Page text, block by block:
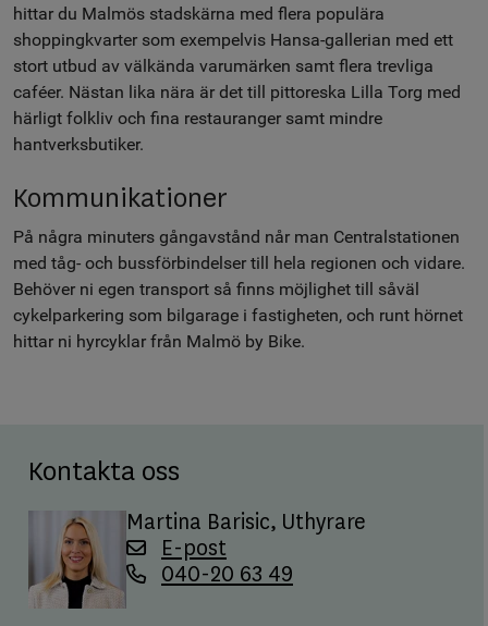
hittar du Malmös stadskärna med flera populära
shoppingkvarter som exempelvis Hansa-gallerian med ett
stort utbud av välkända varumärken samt flera trevliga
caféer. Nästan lika nära är det till pittoreska Lilla Torg med
härligt folkliv och fina restauranger samt mindre
hantverksbutiker.
Kommunikationer
På några minuters gångavstånd når man Centralstationen
med tåg- och bussförbindelser till hela regionen och vidare.
Behöver ni egen transport så finns möjlighet till såväl
cykelparkering som bilgarage i fastigheten, och runt hörnet
hittar ni hyrcyklar från Malmö by Bike.
Kontakta oss
Martina Barisic, Uthyrare
E-post
040-20 63 49